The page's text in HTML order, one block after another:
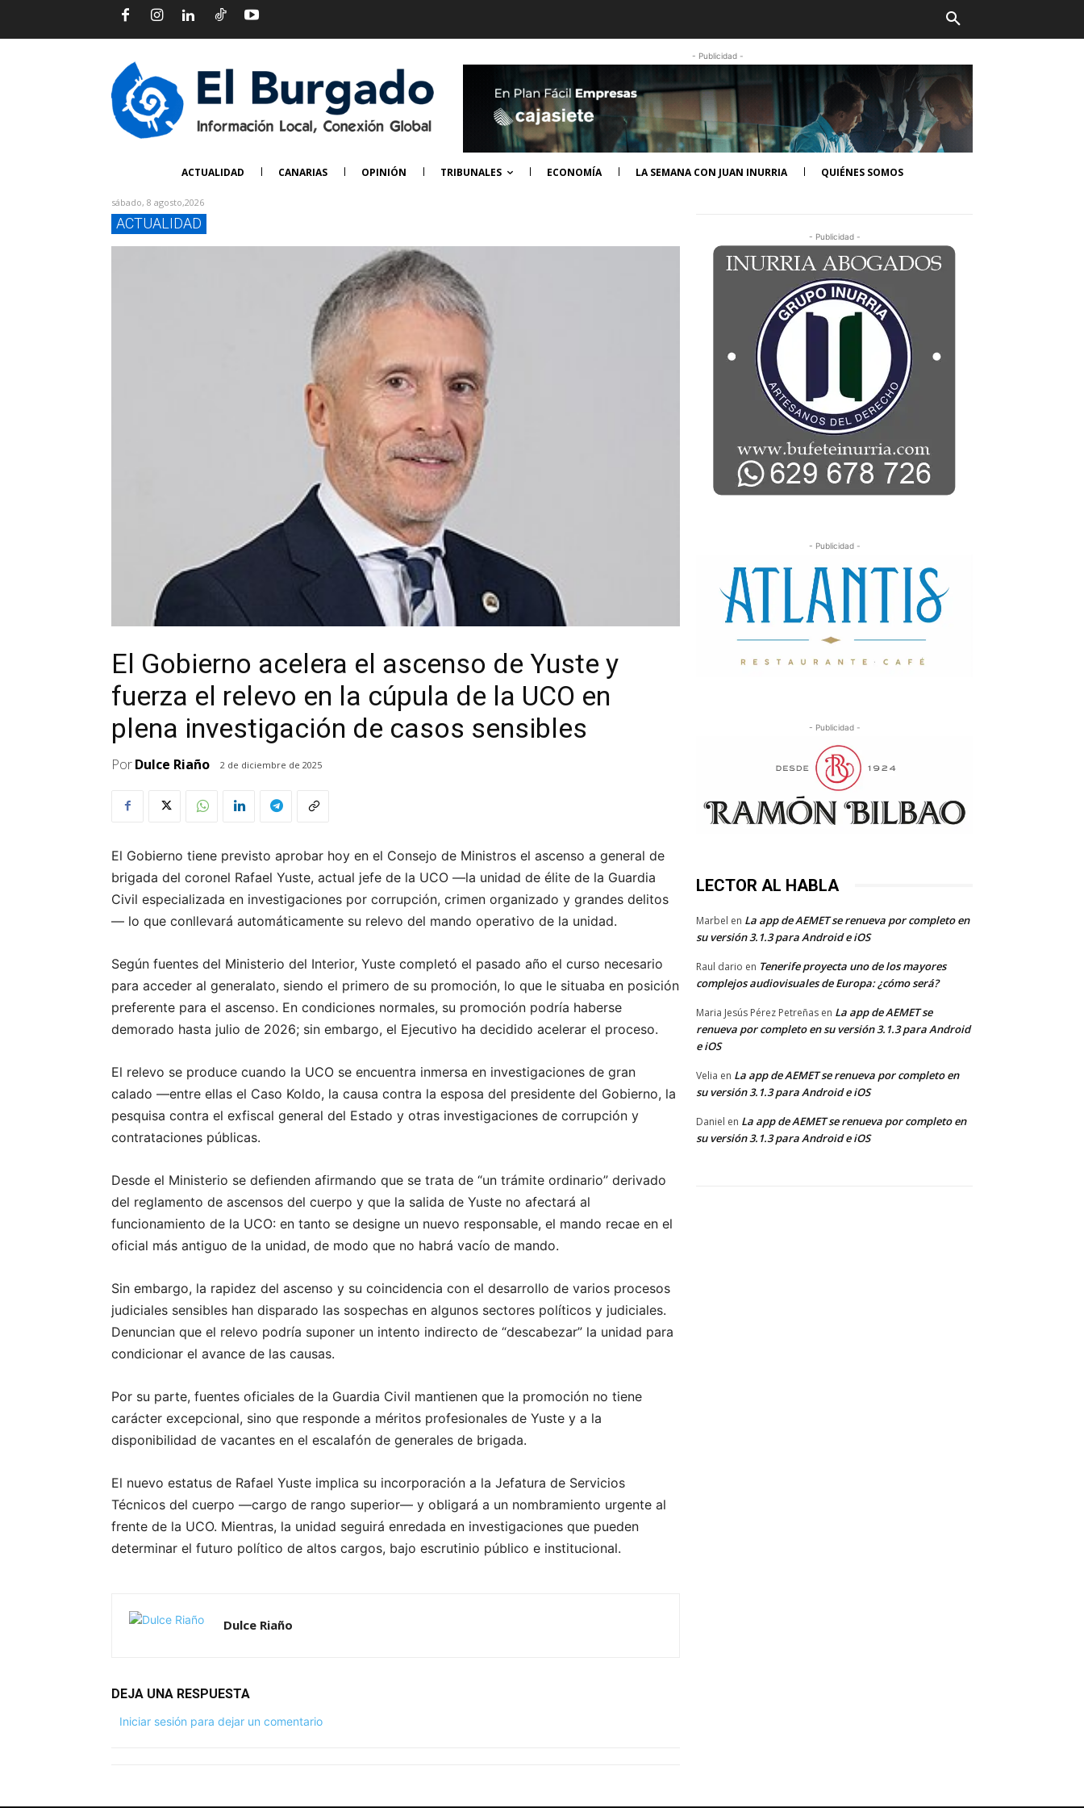
- Publicidad -
ACTUALIDAD CANARIAS OPINIÓN TRIBUNALES ECONOMÍA LA SEMANA CON JUAN INURRIA QUIÉNES SOMOS
sábado, 8 agosto,2026
ACTUALIDAD
El Gobierno acelera el ascenso de Yuste y
fuerza el relevo en la cúpula de la UCO en
plena investigación de casos sensibles
PorDulce Riaño 2 de diciembre de 2025
El Gobierno tiene previsto aprobar hoy en el Consejo de Ministros el ascenso a general de
brigada del coronel Rafael Yuste, actual jefe de la UCO —la unidad de élite de la Guardia
Civil especializada en investigaciones por corrupción, crimen organizado y grandes delitos
— lo que conllevará automáticamente su relevo del mando operativo de la unidad.
Según fuentes del Ministerio del Interior, Yuste completó el pasado año el curso necesario
para acceder al generalato, siendo el primero de su promoción, lo que le situaba en posición
preferente para el ascenso. En condiciones normales, su promoción podría haberse
demorado hasta julio de 2026; sin embargo, el Ejecutivo ha decidido acelerar el proceso.
El relevo se produce cuando la UCO se encuentra inmersa en investigaciones de gran
calado —entre ellas el Caso Koldo, la causa contra la esposa del presidente del Gobierno, la
pesquisa contra el exfiscal general del Estado y otras investigaciones de corrupción y
contrataciones públicas.
Desde el Ministerio se defienden afirmando que se trata de “un trámite ordinario” derivado
del reglamento de ascensos del cuerpo y que la salida de Yuste no afectará al
funcionamiento de la UCO: en tanto se designe un nuevo responsable, el mando recae en el
oficial más antiguo de la unidad, de modo que no habrá vacío de mando.
Sin embargo, la rapidez del ascenso y su coincidencia con el desarrollo de varios procesos
judiciales sensibles han disparado las sospechas en algunos sectores políticos y judiciales.
Denuncian que el relevo podría suponer un intento indirecto de “descabezar” la unidad para
condicionar el avance de las causas.
Por su parte, fuentes oficiales de la Guardia Civil mantienen que la promoción no tiene
carácter excepcional, sino que responde a méritos profesionales de Yuste y a la
disponibilidad de vacantes en el escalafón de generales de brigada.
El nuevo estatus de Rafael Yuste implica su incorporación a la Jefatura de Servicios
Técnicos del cuerpo —cargo de rango superior— y obligará a un nombramiento urgente al
frente de la UCO. Mientras, la unidad seguirá enredada en investigaciones que pueden
determinar el futuro político de altos cargos, bajo escrutinio público e institucional.
Dulce Riaño
DEJA UNA RESPUESTA
Iniciar sesión para dejar un comentario
- Publicidad -
- Publicidad -
- Publicidad -
LECTOR AL HABLA
Marbel en La app de AEMET se renueva por completo en
su versión 3.1.3 para Android e iOS
Raul dario en Tenerife proyecta uno de los mayores
complejos audiovisuales de Europa: ¿cómo será?
Maria Jesús Pérez Petreñas en La app de AEMET se
renueva por completo en su versión 3.1.3 para Android
e iOS
Velia en La app de AEMET se renueva por completo en
su versión 3.1.3 para Android e iOS
Daniel en La app de AEMET se renueva por completo en
su versión 3.1.3 para Android e iOS